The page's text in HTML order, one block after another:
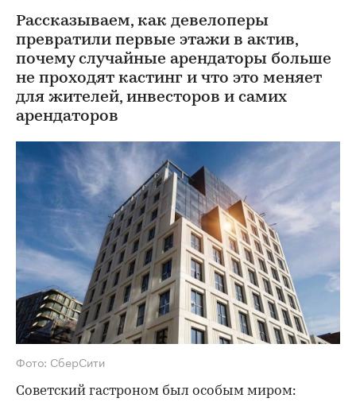
Рассказываем, как девелоперы
превратили первые этажи в актив,
почему случайные арендаторы больше
не проходят кастинг и что это меняет
для жителей, инвесторов и самих
арендаторов
Фото: СберСити
Советский гастроном был особым миром: